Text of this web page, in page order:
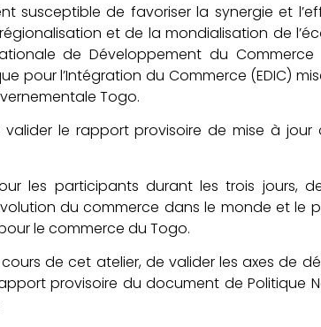
susceptible de favoriser la synergie et
et de la mondialisation de
de Développement du Commerce
pour l’Intégration du Commerce (EDIC)
Togo.
le rapport provisoire de mise à
les participants durant les trois jours,
du commerce dans le monde et le
le commerce du Togo.
de cet atelier, de valider les axes de
provisoire du document de Politique